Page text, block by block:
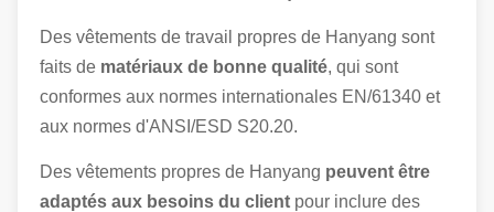
Des vêtements de travail propres de Hanyang sont
faits de matériaux de bonne qualité, qui sont
conformes aux normes internationales EN/61340 et
aux normes d'ANSI/ESD S20.20.
Des vêtements propres de Hanyang peuvent être
adaptés aux besoins du client pour inclure des